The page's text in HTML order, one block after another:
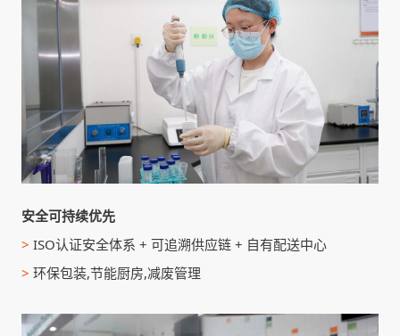
安全可持续优先
> ISO认证安全体系 + 可追溯供应链 + 自有配送中心
> 环保包装,节能厨房,减废管理